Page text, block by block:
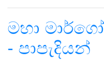
මහා
- පාපැදියන්